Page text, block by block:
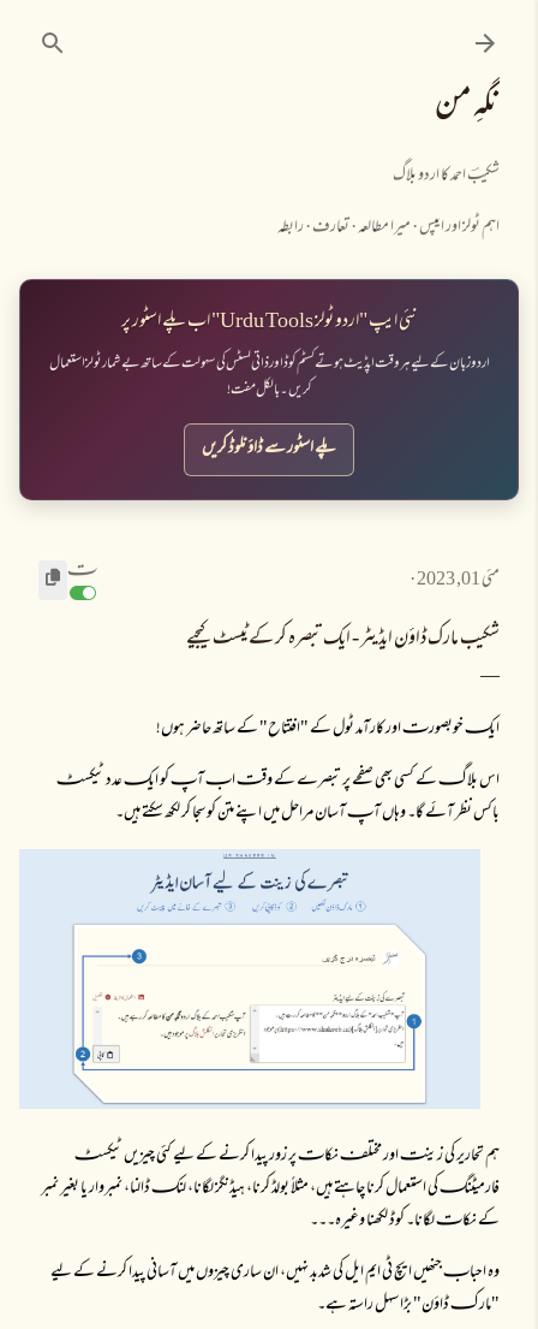
نگہِ من
شکیبؔ احمد کا اردو بلاگ
اہم ٹولز اور ایپس میرا مطالعہ تعارف رابطہ
نئی ایپ "اردو ٹولز Urdu Tools" اب پلے اسٹور پر
اردو زبان کے لیے ہر وقت اپڈیٹ ہوتے کسٹم کوڈ اور ذاتی لسٹس کی سہولت کے ساتھ بے شمار ٹولز استعمال
کریں۔ بالکل مفت!
پلے اسٹور سے ڈاؤنلوڈ کریں
مئی 01, 2023 تـ
شکیب مارک ڈاؤن ایڈیٹر - ایک تبصرہ کر کے ٹیسٹ کیجیے
ایکـ خوبصورتـ اور کارآمد ٹول کے "افتتاح" کے ساتھ حاضر ہوں!
اس بلاگـ کے کسی بھی صفحے پر تبصرے کے وقتـ ابـ آپـ کو ایکـ عدد ٹیکسٹـ
باکس نظر آئے گا۔ وہاں آپـ آسان مراحل میں اپنے متن کو سجا کر لکھ سکتے ہیں۔
ہم تحاریر کی زینتـ اور مختلفـ نکاتـ پر زور پیدا کرنے کے لیے کئی چیزیں ٹیکسٹـ
فارمیٹنگـ کی استعمال کرنا چاہتے ہیں، مثلاً بولڈ کرنا، ہیڈنگز لگانا، لنکـ ڈالنا، نمبروار یا بغیر نمبر
کے نکاتـ لگانا۔ کوڈ لکھنا وغیرہ۔۔۔
وہ احبابـ جنھیں ایچ ٹی ایم ایل کی شدبد نہیں، ان ساری چیزوں میں آسانی پیدا کرنے کے لیے
"مارکـ ڈاؤن" بڑا سہل راستہ ہے۔